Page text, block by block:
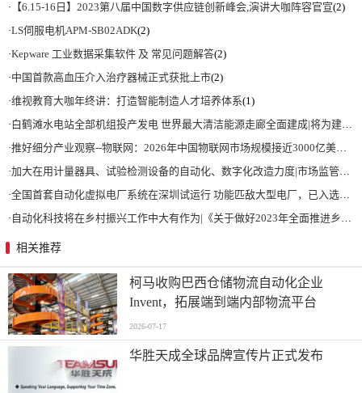
· 【6.15-16日】2023第八届中国数字供应链创新峰会,演讲大咖阵容官宣(2)
·LS伺服电机APM-SB02ADK(2)
·Kepware 工业数据采集软件 及 常见问题解答(2)
·中国首款高血压介入治疗器械正式获批上市(2)
·维视教育大咖年终讲：打造智能制造人才培养体系(1)
·白鹤滩水电站全部机组投产发电 世界最大清洁能源走廊全面建成|将为建设新型能源体系、保障国家能源安全、实现“双碳”目标提供有力支撑
·推好细分产业观察--物联网：2026年中国物联网市场规模接近3000亿美元 智慧工厂、智慧城市、智慧电网等将占60%以上
·加大在用计量器具、试验检测设备的自动化、数字化改造力度|市场监管总局 工业和信息化部 关于促进企业计量能力提升的指导意见
·全国首套自动化虚拟电厂系统在深圳试运行 功能匹敌大型电厂，已入选国际典型案例
· 自动化科技将在乡村振兴工作中大有作为|《关于做好2023年全面推进乡村振兴重点工作的意见》发布
相关推荐
柯马收购巴西仓储物流自动化企业
Invent，拓展端到端内部物流平台
2026-07-17
华胜天成全球品牌宣传片正式发布